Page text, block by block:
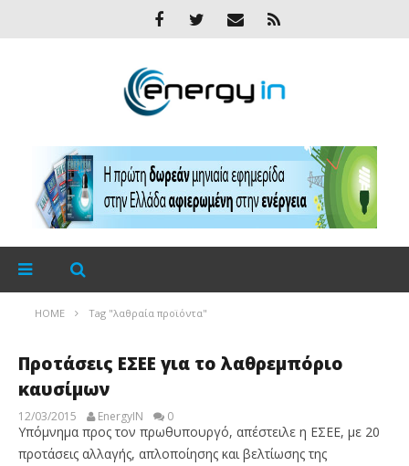
HOME Tag "λαθραία προϊόντα"
Προτάσεις ΕΣΕΕ για το λαθρεμπόριο
καυσίμων
12/03/2015 EnergyIN 0
Υπόμνημα προς τον πρωθυπουργό, απέστειλε η ΕΣΕΕ, με 20
προτάσεις αλλαγής, απλοποίησης και βελτίωσης της